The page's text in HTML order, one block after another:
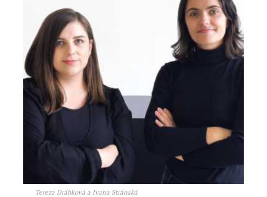
Tereza Drábková a Ivana Stránská